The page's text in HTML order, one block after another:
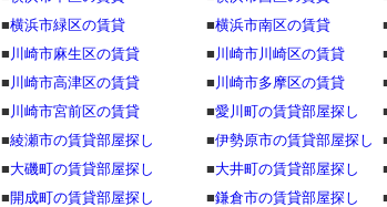
■横浜市緑区の賃貸 ■横浜市南区の賃貸
■ 川崎市麻生区の賃貸 ■ 川崎市川崎区の賃貸
■ 川崎市高津区の賃貸 ■ 川崎市多摩区の賃貸
■ 川崎市宮前区の賃貸 ■愛川町の賃貸部屋探し
■綾瀬市の賃貸部屋探し ■伊勢原市の賃貸部屋探し
■大磯町の賃貸部屋探し ■大井町の賃貸部屋探し
■開成町の賃貸部屋探し ■鎌倉市の賃貸部屋探し